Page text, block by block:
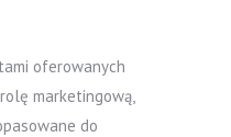
oferowanych
marketingową,
do